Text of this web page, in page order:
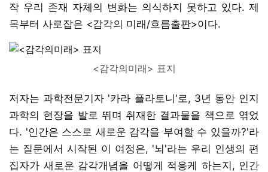
작 우리 존재 자체의 변화는 의식하지 못하고 있다. 제
목부터 사로잡은 <감각의 미래/흐름출판>이다.
<감각의미래> 표지
저자는 과학전문기자 '카라 플라토니'로, 3년 동안 인지
과학의 현장을 발로 뛰며 취재한 결과물을 책으로 엮었
다. '인간은 스스로 새로운 감각을 부여할 수 있을까?'라
는 질문에서 시작된 이 여정은, '뇌'라는 우리 인생의 편
집자가 새로운 감각개념을 어떻게 적응케 하는지, 인간